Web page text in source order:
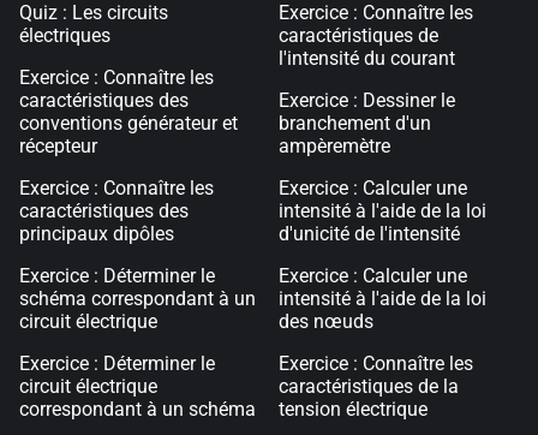
Quiz : Les circuits
électriques
Exercice : Connaître les
caractéristiques des
conventions générateur et
récepteur
Exercice : Connaître les
caractéristiques des
principaux dipôles
Exercice : Déterminer le
schéma correspondant à un
circuit électrique
Exercice : Déterminer le
circuit électrique
correspondant à un schéma
Exercice : Connaître les
caractéristiques de
l'intensité du courant
Exercice : Dessiner le
branchement d'un
ampèremètre
Exercice : Calculer une
intensité à l'aide de la loi
d'unicité de l'intensité
Exercice : Calculer une
intensité à l'aide de la loi
des nœuds
Exercice : Connaître les
caractéristiques de la
tension électrique